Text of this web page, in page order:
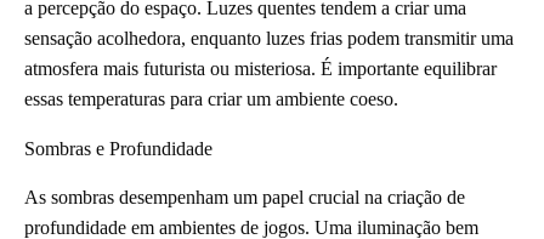
a percepção do espaço. Luzes quentes tendem a criar uma
sensação acolhedora, enquanto luzes frias podem transmitir uma
atmosfera mais futurista ou misteriosa. É importante equilibrar
essas temperaturas para criar um ambiente coeso.
Sombras e Profundidade
As sombras desempenham um papel crucial na criação de
profundidade em ambientes de jogos. Uma iluminação bem